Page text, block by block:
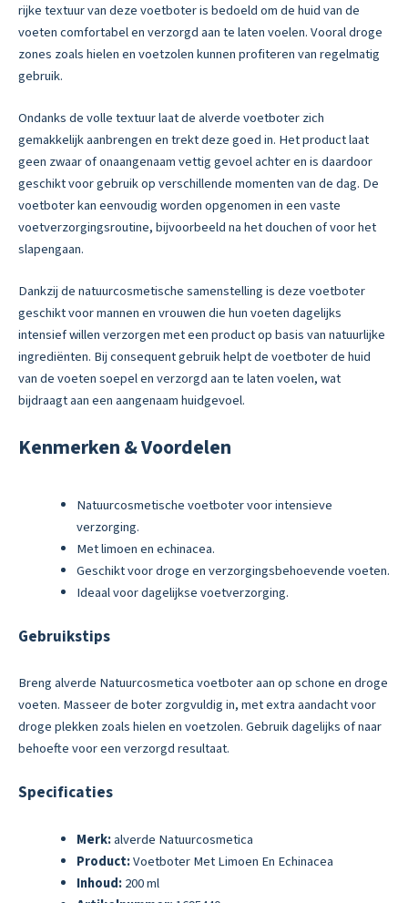
rijke textuur van deze voetboter is bedoeld om de huid van de
voeten comfortabel en verzorgd aan te laten voelen. Vooral droge
zones zoals hielen en voetzolen kunnen profiteren van regelmatig
gebruik.
Ondanks de volle textuur laat de alverde voetboter zich
gemakkelijk aanbrengen en trekt deze goed in. Het product laat
geen zwaar of onaangenaam vettig gevoel achter en is daardoor
geschikt voor gebruik op verschillende momenten van de dag. De
voetboter kan eenvoudig worden opgenomen in een vaste
voetverzorgingsroutine, bijvoorbeeld na het douchen of voor het
slapengaan.
Dankzij de natuurcosmetische samenstelling is deze voetboter
geschikt voor mannen en vrouwen die hun voeten dagelijks
intensief willen verzorgen met een product op basis van natuurlijke
ingrediënten. Bij consequent gebruik helpt de voetboter de huid
van de voeten soepel en verzorgd aan te laten voelen, wat
bijdraagt aan een aangenaam huidgevoel.
Kenmerken & Voordelen
Natuurcosmetische voetboter voor intensieve
verzorging.
Met limoen en echinacea.
Geschikt voor droge en verzorgingsbehoevende voeten.
Ideaal voor dagelijkse voetverzorging.
Gebruikstips
Breng alverde Natuurcosmetica voetboter aan op schone en droge
voeten. Masseer de boter zorgvuldig in, met extra aandacht voor
droge plekken zoals hielen en voetzolen. Gebruik dagelijks of naar
behoefte voor een verzorgd resultaat.
Specificaties
Merk:alverde Natuurcosmetica
Product:Voetboter Met Limoen En Echinacea
Inhoud:200 ml